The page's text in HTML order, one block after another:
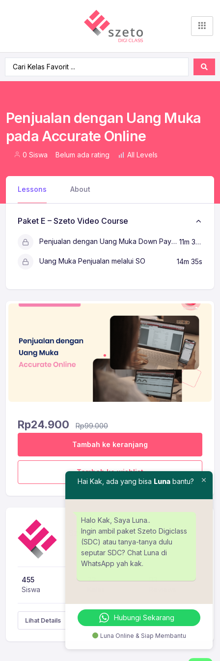
Penjualan dengan Uang Muka
pada Accurate Online
0 Siswa Belum ada rating All Levels
Lessons About
Paket E – Szeto Video Course
Penjualan dengan Uang Muka Down Payment 11m 30s
Uang Muka Penjualan melalui SO 14m 35s
Rp24.900 Rp99.000
Tambah ke keranjang
Tambah ke wishlist
Szeto Digiclass
Instructor Rating
455
Siswa
72
93
Lihat Details
Hai Kak, ada yang bisa Luna bantu?
Halo Kak, Saya Luna..
Ingin ambil paket Szeto Digiclass
(SDC) atau tanya-tanya dulu
seputar SDC? Chat Luna di
WhatsApp yah kak.
Hubungi Sekarang
Luna Online & Siap Membantu